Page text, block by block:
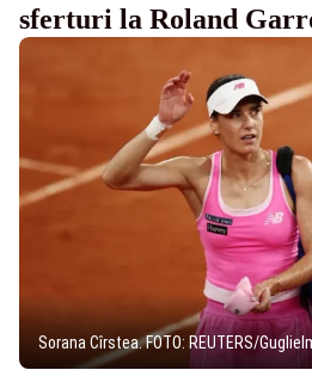
sferturi la Roland
Sorana Cîrstea. FOTO: REUTERS/